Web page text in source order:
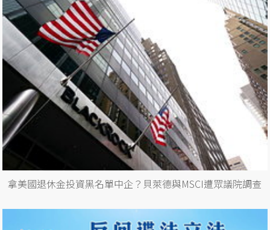
拿美國退休金投資黑名單中企？貝萊德與MSCI遭眾議院調查